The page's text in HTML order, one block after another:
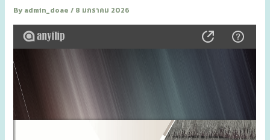
By admin_doae/ 8 มกราคม 2026